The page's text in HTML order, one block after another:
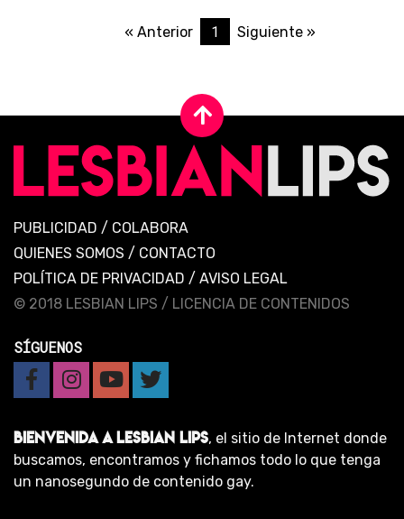
« Anterior 1 Siguiente »
PUBLICIDAD / COLABORA
QUIENES SOMOS / CONTACTO
POLÍTICA DE PRIVACIDAD / AVISO LEGAL
© 2018 LESBIAN LIPS / LICENCIA DE CONTENIDOS
SÍGUENOS
BIENVENIDA A LESBIAN LIPS, el sitio de Internet donde
buscamos, encontramos y fichamos todo lo que tenga
un nanosegundo de contenido gay.